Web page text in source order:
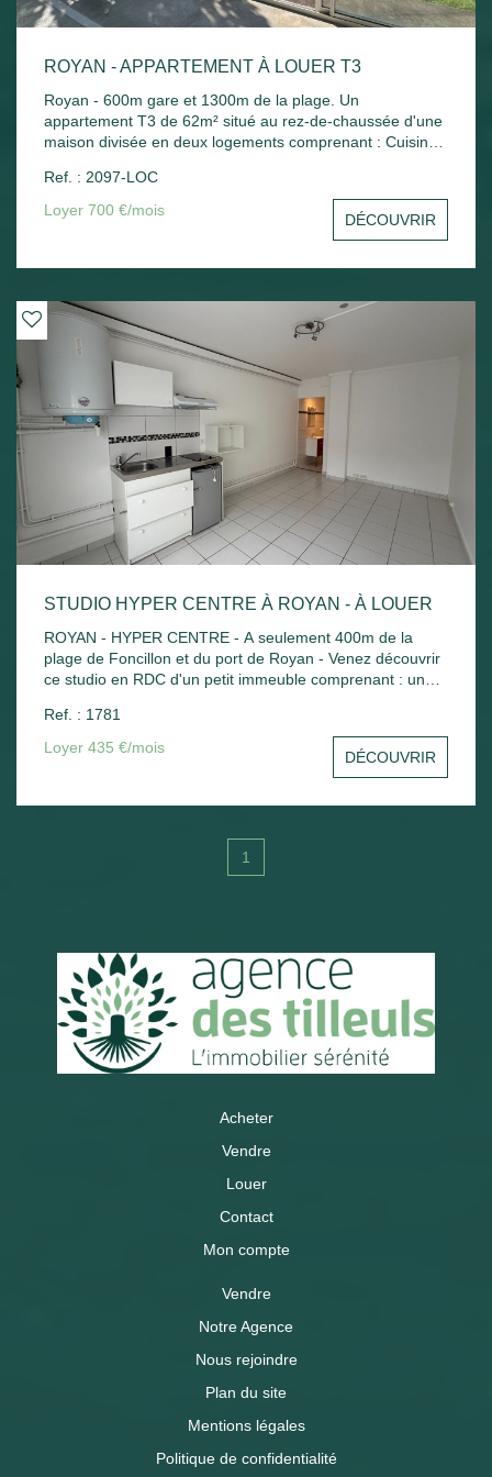
ROYAN - APPARTEMENT À LOUER T3
Royan - 600m gare et 1300m de la plage. Un
appartement T3 de 62m² situé au rez-de-chaussée d'une
maison divisée en deux logements comprenant : Cuisine
et wc. Chauffage électrique. Jardin commun.
Ref. : 2097-LOC
Loyer 700 €/mois
DÉCOUVRIR
STUDIO HYPER CENTRE À ROYAN - À LOUER
ROYAN - HYPER CENTRE - A seulement 400m de la
plage de Foncillon et du port de Royan - Venez découvrir
ce studio en RDC d'un petit immeuble comprenant : une
Chauffage électrique.
Ref. : 1781
Loyer 435 €/mois
DÉCOUVRIR
1
Acheter
Vendre
Louer
Contact
Mon compte
Vendre
Notre Agence
Nous rejoindre
Plan du site
Mentions légales
Politique de confidentialité